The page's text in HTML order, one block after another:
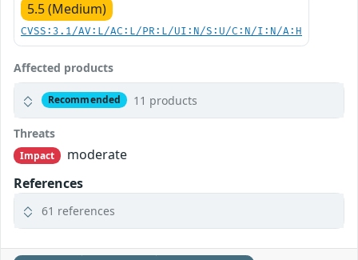
5.5 (Medium)
CVSS:3.1/AV:L/AC:L/PR:L/UI:N/S:U/C:N/I:N/A:H
Affected products
Recommended 11 products
Threats
Impact
moderate
References
61 references